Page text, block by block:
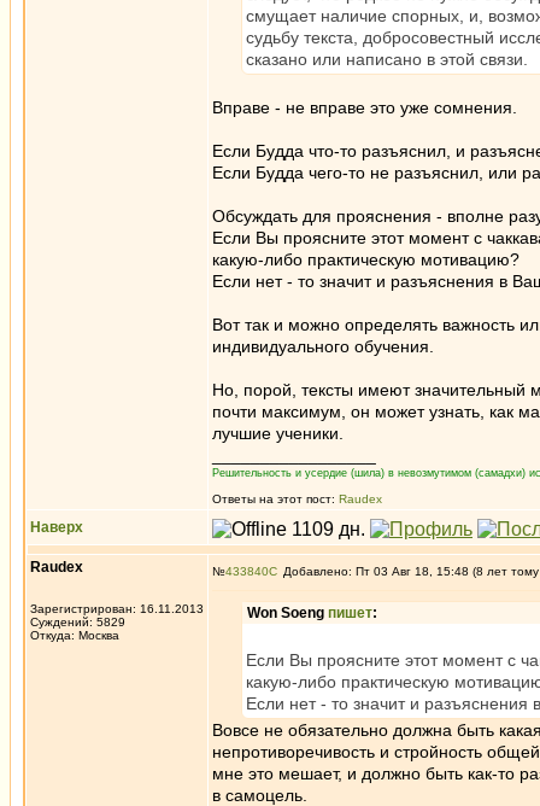
смущает наличие спорных, и,
судьбу текста, добросовестный
сказано или написано в этой связи.
Вправе - не вправе это уже сомнения.
Если Будда что-то разъяснил, и
Если Будда чего-то не разъяснил, или
Обсуждать для прояснения - вполне
Если Вы проясните этот момент с
какую-либо практическую мотивацию?
Если нет - то значит и разъяснения в
Вот так и можно определять важность
индивидуального обучения.
Но, порой, тексты имеют значительный
почти максимум, он может узнать, как
лучшие ученики.
Решительность и усердие (шила) в невозмутимом (самадхи)
Ответы на этот пост: Raudex
Наверх
Raudex
Зарегистрирован: 16.11.2013
Суждений: 5829
Откуда: Москва
№433840 Добавлено: Пт 03 Авг 18, 15:48 (8 лет
Won Soeng пишет:
Если Вы проясните этот момент с
какую-либо практическую
Если нет - то значит и
Вовсе не обязательно должна быть
непротиворечивость и стройность
мне это мешает, и должно быть как-то
в самоцель.